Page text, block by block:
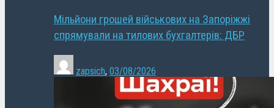
Мільйони грошей військових на Запоріжжі
спрямували на тилових бухгалтерів: ДБР
zapsich, 03/08/2026